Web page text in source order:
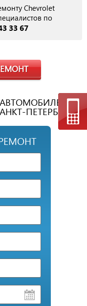
Chevrolet
по
33 67
ПЕТЕРБУРГЕ